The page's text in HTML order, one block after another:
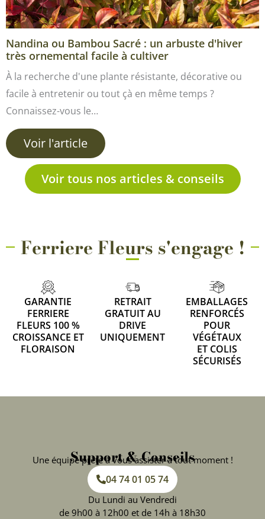
Nandina ou Bambou Sacré : un arbuste d'hiver
très ornemental facile à cultiver
À la recherche d'une plante résistante, décorative ou
facile à entretenir ou tout çà en même temps ?
Connaissez-vous le…
Voir l'article
Voir tous nos articles & conseils
Ferriere Fleurs s'engage !
GARANTIE
FERRIERE
FLEURS 100 %
CROISSANCE ET
FLORAISON
RETRAIT
GRATUIT AU
DRIVE
UNIQUEMENT
EMBALLAGES
RENFORCÉS
POUR
VÉGÉTAUX
ET COLIS
SÉCURISÉS
Support & Conseils
Une équipe prête à vous assister à tout moment !
04 74 01 05 74
Du Lundi au Vendredi
de 9h00 à 12h00 et de 14h à 18h30